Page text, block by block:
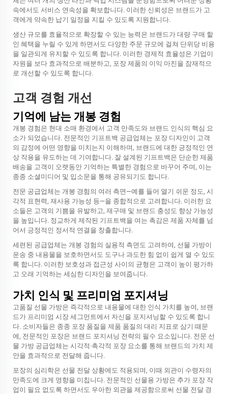
속에서도 서비스 연속성을 확보합니다. 이러한 신뢰성은 브랜드가 고
객에게 약속한 납기 일정을 지킬 수 있도록 지원합니다.
생산 규모를 효율적으로 확장할 수 있는 능력은 브랜드가 대량 구매 할
인 혜택을 누릴 수 있게 하면서도 다양한 주문 규모에 걸쳐 단위당 비용
을 일관되게 유지할 수 있도록 합니다. 이러한 경제적 효율성은 기업이
자원을 보다 효과적으로 배분하고, 포장 제품의 이익 마진을 잠재적으
로 개선할 수 있도록 합니다.
고객 경험 개선
기억에 남는 개봉 경험
개봉 경험은 현대 소매 환경에서 고객 만족도와 브랜드 인식의 핵심 요
소가 되었습니다. 전문적인 기프트백 공급업체는 포장 디자인이 고객
의 감정에 어떤 영향을 미치는지 이해하며, 브랜드에 대한 긍정적인 연
상 작용을 유도하는 데 기여합니다. 잘 설계된 기프트백은 단순한 제품
배송을 고객이 오랫동안 기억하는 특별한 경험으로 바꾸어 주며, 이는
종종 소셜미디어 및 입소문을 통해 공유되기도 합니다.
전문 공급업체는 개봉 경험의 여러 측면—예를 들어 열기 쉬운 정도, 시
각적 표현력, 재사용 가능성 등—을 종합적으로 고려합니다. 이러한 요
소들은 고객의 기쁨을 유발하고, 재구매 및 브랜드 충성도 향상 가능성
을 높입니다. 정교하게 제작된 기프트백을 여는 촉감은 제품 자체를 넘
어서 긍정적인 정서적 연결을 창출합니다.
세련된 공급업체는 개봉 경험의 실용적 측면도 고려하여, 선물 가방이
운송 중 내용물을 보호하면서도 도구나 과도한 힘 없이 쉽게 열 수 있도
록 합니다. 이러한 보호성과 접근성 사이의 균형은 고객이 높이 평가하
고 오래 기억하는 세심한 디자인을 보여줍니다.
가치 인식 및 프리미엄 포지셔닝
고품질 선물 가방은 즉각적으로 내용물에 대한 인식 가치를 높여, 브랜
드가 프리미엄 시장 세그먼트에서 자신을 포지셔닝할 수 있도록 합니
다. 소비자들은 종종 포장 품질을 제품 품질의 대리 지표로 삼기 때문
에, 전문적인 포장은 브랜드 포지셔닝 전략의 필수 요소입니다. 전문 선
물 가방 공급업체는 시각적·촉각적 포장 요소를 통해 브랜드의 가치 제
안을 효과적으로 전달해 줍니다.
포장의 심리학은 선물 전달 상황에도 적용되며, 이때 외관이 수령자의
만족도에 크게 영향을 미칩니다. 전문적인 선물용 가방은 추가 포장 작
업이 필요 없도록 하면서도 우아한 외관을 제공함으로써 선물 전달 경